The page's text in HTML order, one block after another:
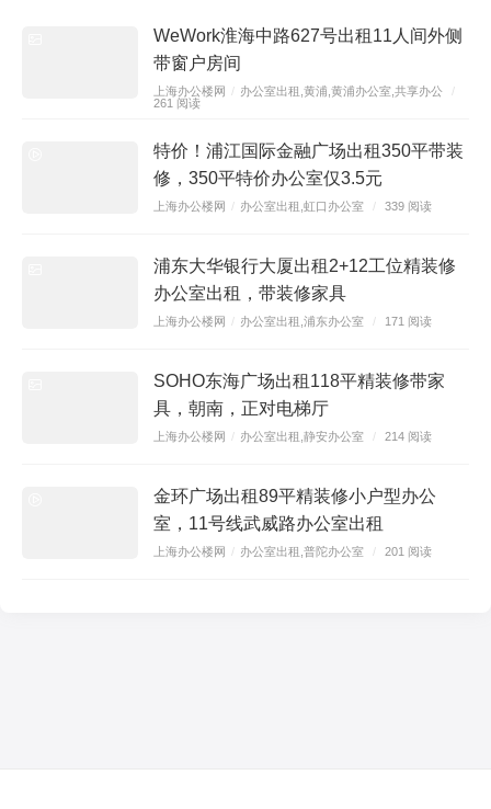
物业公司:仲量联行仙乐斯广场物业管理中心
租金均价:7.5-9元/㎡/天（具体根据面积楼层朝向不同而
定，看中可商谈）
物业费：38.16元/㎡/月
地铁线路：地铁1号线，2号线，8号线人民广场站
建筑面积:81000㎡
标准层面积：约为2000-2200平方米
出租起租面积：100平米起
交付标准：架空地板+乳胶漆白墙+矿棉板吊顶
电梯数量：客梯17部，货梯1部
WeWork淮海中路627号出租11人间外侧
带窗户房间
上海办公楼网 / 办公室出租 黄浦 黄浦办公室 共享办公
/
261 阅读
特价！浦江国际金融广场出租350平带装
修，350平特价办公室仅3.5元
上海办公楼网 / 办公室出租 虹口办公室 / 339 阅读
浦东大华银行大厦出租2+12工位精装修
办公室出租，带装修家具
上海办公楼网 / 办公室出租 浦东办公室 / 171 阅读
SOHO东海广场出租118平精装修带家
具，朝南，正对电梯厅
上海办公楼网 / 办公室出租 静安办公室 / 214 阅读
金环广场出租89平精装修小户型办公
室，11号线武威路办公室出租
上海办公楼网 / 办公室出租 普陀办公室 / 201 阅读